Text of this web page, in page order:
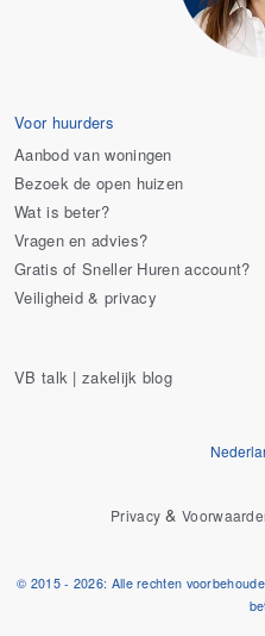
Voor huurders
Aanbod van woningen
Bezoek de open huizen
Wat is beter?
Vragen en advies?
Gratis of Sneller Huren account?
Veiligheid & privacy
VB talk | zakelijk blog
Privacy &
© 2015 - 2026: Alle rechten